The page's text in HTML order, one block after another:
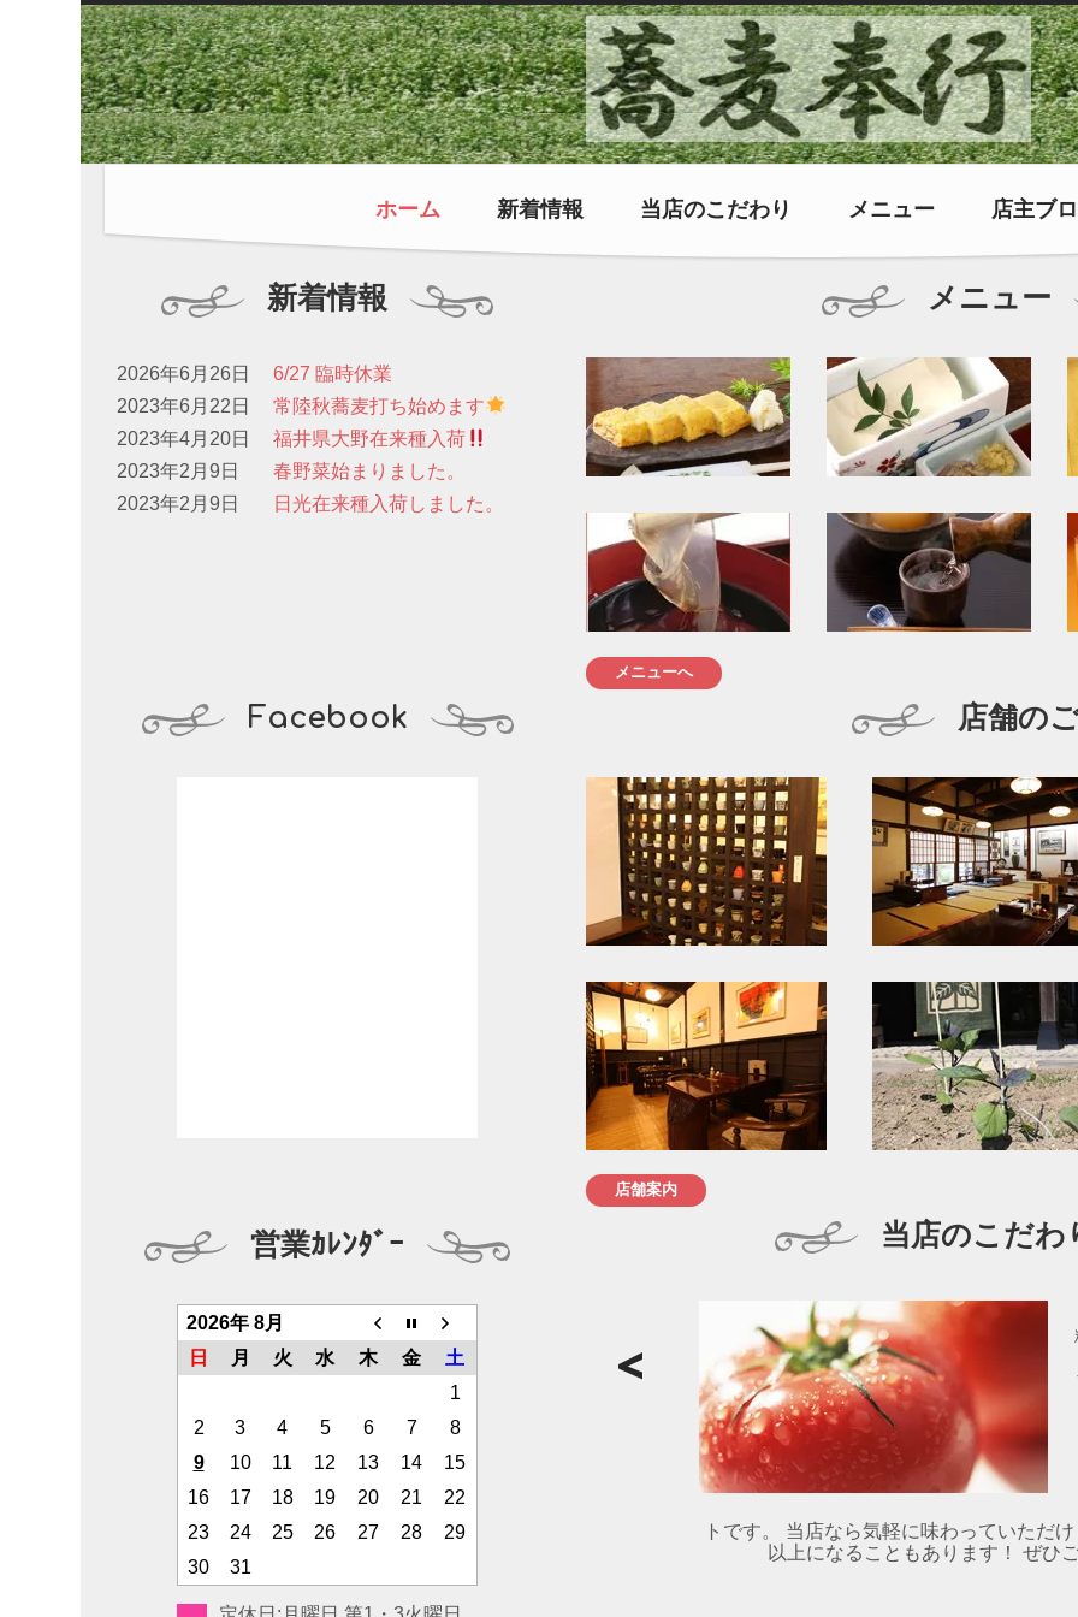
ホーム 新着情報 当店のこだわり メニュー 店主ブ
新着情報
2026年6月26日
6/27 臨時休業
2023年6月22日
常陸秋蕎麦打ち始めます
2023年4月20日
福井県大野在来種入荷
2023年2月9日
春野菜始まりました。
2023年2月9日
日光在来種入荷しました。
メニュー
メニューへ
Facebook
営業ｶﾚﾝﾀﾞｰ
2026年 8月
日
月 火 水 木 金
土
1
2
3 4 5 6 7
8
9
10 11 12 13 14
15
16
17 18 19 20 21
22
23
24 25 26 27 28
29
30
31
店舗の
店舗案内
当店のこだわ
トです。 当店なら気軽に味わっていただ
以上になることもあります！ ぜひ